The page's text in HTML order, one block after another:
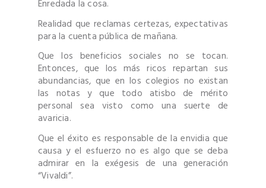
Enredada la cosa.
Realidad que reclamas certezas, expectativas
para la cuenta pública de mañana.
Que los beneficios sociales no se tocan.
Entonces, que los más ricos repartan sus
abundancias, que en los colegios no existan
las notas y que todo atisbo de mérito
personal sea visto como una suerte de
avaricia.
Que el éxito es responsable de la envidia que
causa y el esfuerzo no es algo que se deba
admirar en la exégesis de una generación
“Vivaldi”.